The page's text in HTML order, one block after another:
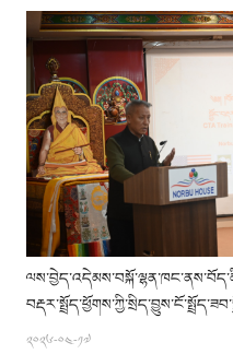
༢༠༢༦-༠༤-༡༧